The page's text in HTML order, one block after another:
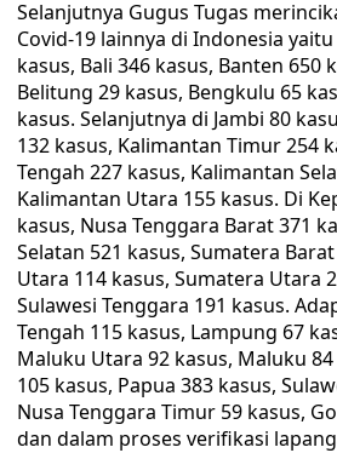
Selanjutnya Gugus Tugas
Covid-19 lainnya di Indonesia
kasus, Bali 346 kasus, Banten 650
Belitung 29 kasus, Bengkulu 65
kasus. Selanjutnya di Jambi 80
132 kasus, Kalimantan Timur 254
Tengah 227 kasus, Kalimantan
Kalimantan Utara 155 kasus. Di
kasus, Nusa Tenggara Barat 371
Selatan 521 kasus, Sumatera
Utara 114 kasus, Sumatera Utara
Sulawesi Tenggara 191 kasus.
Tengah 115 kasus, Lampung 67
Maluku Utara 92 kasus, Maluku
105 kasus, Papua 383 kasus,
Nusa Tenggara Timur 59 kasus,
dan dalam proses verifikasi